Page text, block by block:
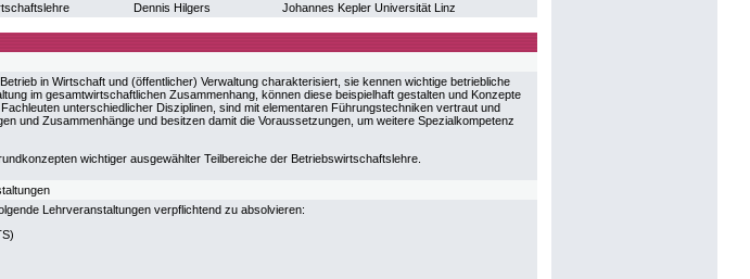
Dennis Hilgers Johannes Kepler Universität Linz
in Wirtschaft und (öffentlicher) Verwaltung charakterisiert, sie kennen wichtige betriebliche
im gesamtwirtschaftlichen Zusammenhang, können diese beispielhaft gestalten und Konzepte
unterschiedlicher Disziplinen, sind mit elementaren Führungstechniken vertraut und
und Zusammenhänge und besitzen damit die Voraussetzungen, um weitere Spezialkompetenz
wichtiger ausgewählter Teilbereiche der Betriebswirtschaftslehre.
Lehrveranstaltungen verpflichtend zu absolvieren: